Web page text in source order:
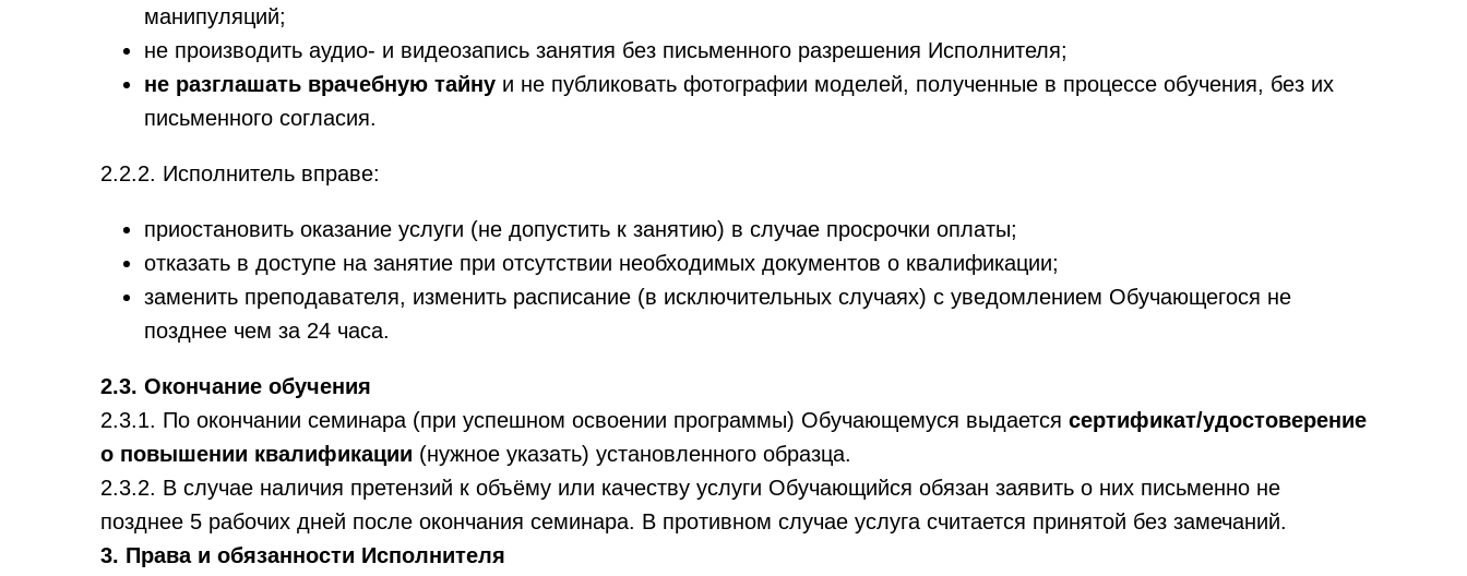
манипуляций;
не производить аудио- и видеозапись занятия без письменного разрешения Исполнителя;
не разглашать врачебную тайну и не публиковать фотографии моделей, полученные в процессе обучения, без их
письменного согласия.
2.2.2. Исполнитель вправе:
приостановить оказание услуги (не допустить к занятию) в случае просрочки оплаты;
отказать в доступе на занятие при отсутствии необходимых документов о квалификации;
заменить преподавателя, изменить расписание (в исключительных случаях) с уведомлением Обучающегося не
позднее чем за 24 часа.
2.3. Окончание обучения
2.3.1. По окончании семинара (при успешном освоении программы) Обучающемуся выдается сертификат/удостоверение
о повышении квалификации (нужное указать) установленного образца.
2.3.2. В случае наличия претензий к объёму или качеству услуги Обучающийся обязан заявить о них письменно не
позднее 5 рабочих дней после окончания семинара. В противном случае услуга считается принятой без замечаний.
3. Права и обязанности Исполнителя